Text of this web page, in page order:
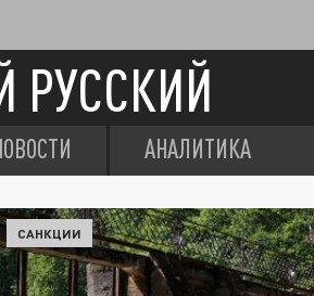
РУССКИЙ
АНАЛИТИКА
САНКЦИИ